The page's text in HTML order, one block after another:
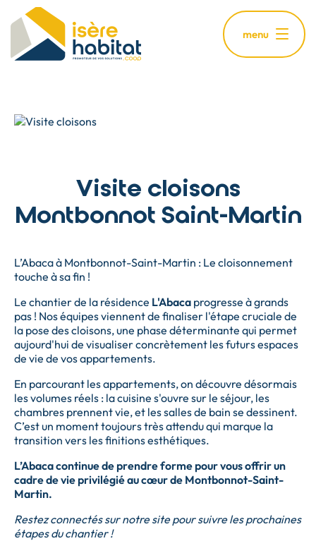
au
contenu
principal
menu
Visite cloisons
Montbonnot Saint-Martin
L’Abaca à Montbonnot-Saint-Martin : Le cloisonnement
touche à sa fin !
Le chantier de la résidence L'Abaca progresse à grands
pas ! Nos équipes viennent de finaliser l'étape cruciale de
la pose des cloisons, une phase déterminante qui permet
aujourd'hui de visualiser concrètement les futurs espaces
de vie de vos appartements.
En parcourant les appartements, on découvre désormais
les volumes réels : la cuisine s'ouvre sur le séjour, les
chambres prennent vie, et les salles de bain se dessinent.
C’est un moment toujours très attendu qui marque la
transition vers les finitions esthétiques.
L’Abaca continue de prendre forme pour vous offrir un
cadre de vie privilégié au cœur de Montbonnot-Saint-
Martin.
Restez connectés sur notre site pour suivre les prochaines
étapes du chantier !